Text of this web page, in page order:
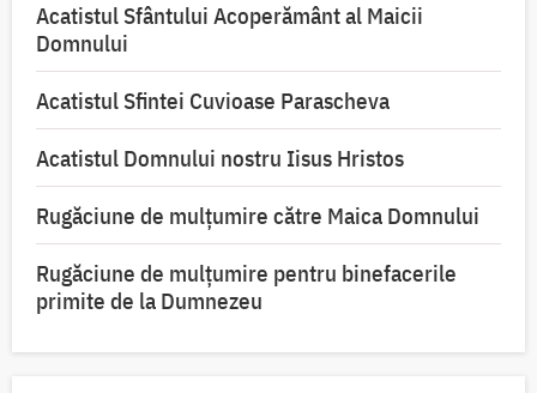
Acatistul Sfântului Acoperământ al Maicii
Domnului
Acatistul Sfintei Cuvioase Parascheva
Acatistul Domnului nostru Iisus Hristos
Rugăciune de mulţumire către Maica Domnului
Rugăciune de mulțumire pentru binefacerile
primite de la Dumnezeu